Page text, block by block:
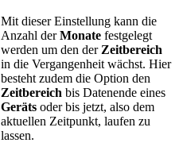
Mit dieser Einstellung kann die
Anzahl derMonate festgelegt
werden um den derZeitbereich
in die Vergangenheit wächst. Hier
besteht zudem die Option den
Zeitbereich bis Datenende eines
Geräts oder bis jetzt, also dem
aktuellen Zeitpunkt, laufen zu
lassen.